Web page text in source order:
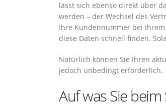
lässt sich ebenso direkt über
werden – der Wechsel des
Ihre Kundennummer bei
diese Daten schnell finden.
Natürlich können Sie Ihren
jedoch unbedingt erforderlich.
Auf was Sie